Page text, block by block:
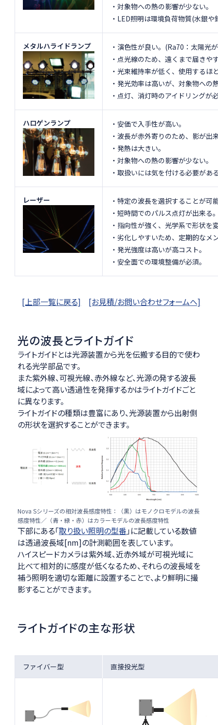
・対象物への熱の影響が少ない。
・LED照明は環境負荷物質(水銀
メタルハライドランプ
・演色性が良い。(Ra70：太陽光
・点光線のため、遠くまで届きや
・光束維持率が低く、使用する
・発光効率は高いが、対象物への
・点灯、消灯時のアイドリングが
ハロゲンランプ
・安価で入手性が高い。
・波長が赤外寄りのため、影が出
・発熱は大きい。
・対象物への熱の影響が少ない。
・取扱いには気を付ける必要があ
レーザー
・特定の波長を選択することが可
・短時間でのパルス点灯が出来
・指向性が強く、光学系で形状
・劣化しやすいため、定期的なメ
・発光強度は高いが高コスト。
・安全面での環境整備が必須。
[上部一覧に戻る] [お見積/お問い合わせフォームへ]
光の波長とライトガイド
ライトガイドとは光源装置から光を伝搬する目的で使わ
れる光学部品です。
また紫外線、可視光線、赤外線など、光源の発する波長
域によって高い透過性を発揮するかはライトガイドごと
に異なります。
ライトガイドの種類は豊富にあり、光源装置から出射側
の形状を選択することができます。
Nova Sシリーズの相対波長感度特性：（黒）はモノクロモデルの波長
感度特性／（青・緑・赤）はカラーモデルの波長感度特性
下部にある「取り扱い照明の型番」に記載している数値
は透過波長域[nm]の計測範囲を表しています。
ハイスピードカメラは紫外域、近赤外域が可視光域に
比べて相対的に感度が低くなるため、それらの波長域を
補う照明を適切な距離に設置することで、より鮮明に撮
影することができます。
ライトガイドの主な形状
ファイバー型 直接投光型